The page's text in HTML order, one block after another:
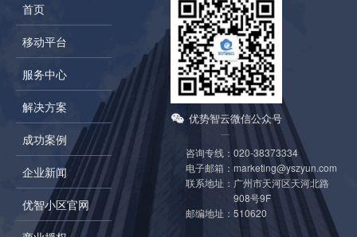
首页
移动平台
服务中心
解决方案
成功案例
企业新闻
优智小区官网
优势智云微信公众号
咨询专线： 020-38373334
电子邮箱： marketing@yszyun.com
联系地址： 广州市天河区天河北路
908号9F
邮编地址： 510620